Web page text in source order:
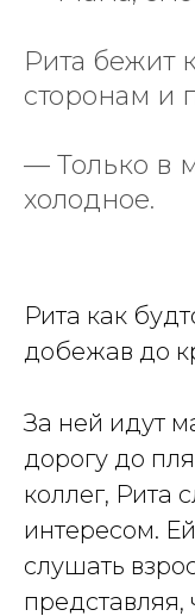
Рита бежит
сторонам и
— Только в
холодное.
Рита как
добежав до
За ней идут
дорогу до
коллег, Рита
интересом.
слушать
представляя,